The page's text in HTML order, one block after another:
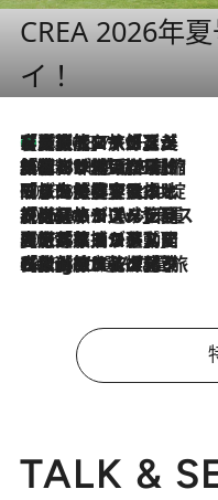
CREA 2026年
イ！
2026.8.7
【厳選旅コスメ】「多機能アイテムがメイン！」旅好き美容エディターが選んだ夏旅ベストコスメを発表【Mサイズジップ】
2026.8.6
「荷物が増えるほど旅ストレスは増す」美容ジャーナリストがたどり着いた最終結論。“化粧品を劇的に減らす”感動の凝縮美容とは
2026.8.6
「旅先には金髪ウィッグを持参」日本と同じメイクでは損してる!? 美容ジャーナリストが提案する“掟破りの旅美容”とは
2026.8.6
【厳選旅コスメ】「身軽さ＆UV対策重視！」ヘアアーティストshucoが選んだ夏旅ベストコスメを発表【Mサイズジップ】
2026.8.5
【厳選旅コスメ】国内をあちこち移動する河井菜摘が選んだ夏旅ベストコスメ発表！「リラックスアイテムはマスト」【Mサイズジップ】
2026.8.4
【厳選旅コスメ】「紫外線＆乾燥対策しながらメイク感も！」ヘア＆メイクGeorgeが選んだ夏旅ベストコスメを発表！【Mサイズジップ】
TALK &